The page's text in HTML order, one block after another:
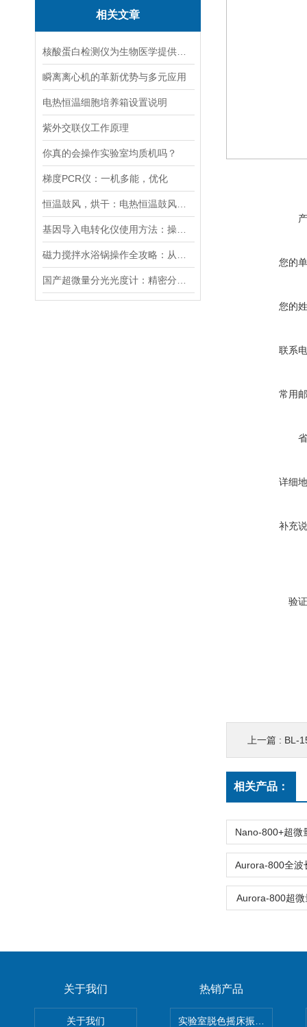
相关文章
瞬离离心机的革新优势与多元应用
电热恒温细胞培养箱设置说明
紫外交联仪工作原理
你真的会操作实验室均质机吗？
梯度PCR仪：一机多能，优化
您的
您的
联系
常用
详细
补充
验
上一篇 : BL-
相关产品：
Aurora-800超
关于我们
关于我们
热销产品
实验室脱色摇床振荡器